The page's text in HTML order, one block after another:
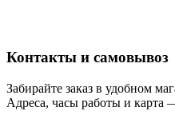
Контакты и самовывоз
Забирайте заказ в удобном
Адреса, часы работы и карта